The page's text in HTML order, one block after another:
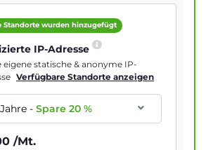
Standorte wurden hinzugefügt
IP-Adresse
eigene statische & anonyme IP-
Verfügbare Standorte anzeigen
-Spare20 %
/Mt.